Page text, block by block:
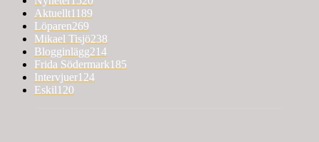
Aktuellt1189
Löparen269
Mikael Tisjö238
Blogginlägg214
Frida Södermark185
Intervjuer124
Eskil120